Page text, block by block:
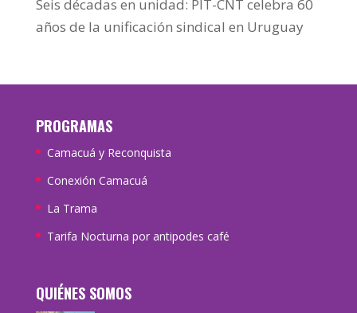
Seis décadas en unidad: PIT-CNT celebra 60
años de la unificación sindical en Uruguay
PROGRAMAS
Camacuá y Reconquista
Conexión Camacuá
La Trama
Tarifa Nocturna por antipodes café
QUIÉNES SOMOS